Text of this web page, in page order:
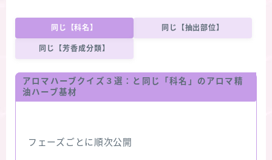
同じ【科名】 同じ【抽出部位】
同じ【芳香成分類】
アロマハーブクイズ３選：と同じ「科名」のアロマ精
油ハーブ基材
フェーズごとに順次公開